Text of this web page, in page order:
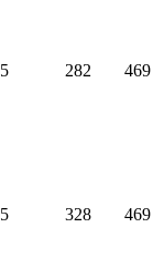
282 469
328 469